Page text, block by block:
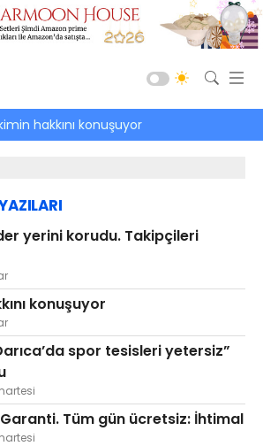
hakkını konuşuyor
yerini korudu. Takipçileri
konuşuyor
spor tesisleri yetersiz”
Tüm gün ücretsiz: İhtimal
Güncel
Siyaset
Spor
Ekonomi
Eğitim
Emlak
Teknoloji